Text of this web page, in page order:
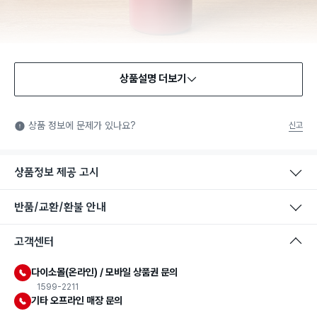
식품용 기구
상품설명 더보기
상품 정보에 문제가 있나요? 신고
상품정보 제공 고시
반품/교환/환불 안내
고객센터
다이소몰(온라인) / 모바일 상품권 문의
1599-2211
기타 오프라인 매장 문의